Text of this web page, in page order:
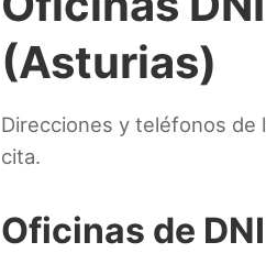
(Asturias)
Direcciones y teléfonos de
cita.
Oficinas de